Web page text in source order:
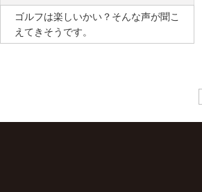
ゴルフは楽しいかい？そんな声が聞こ
えてきそうです。